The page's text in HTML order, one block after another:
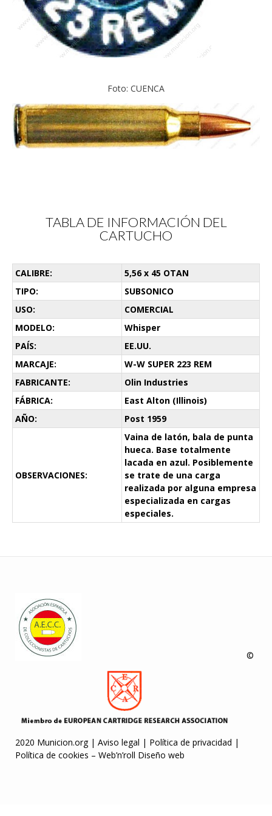
Foto: CUENCA
TABLA DE INFORMACIÓN DEL
CARTUCHO
CALIBRE:
5,56 x 45 OTAN
TIPO:
SUBSONICO
USO:
COMERCIAL
MODELO:
Whisper
PAÍS:
EE.UU.
MARCAJE:
W-W SUPER 223 REM
FABRICANTE:
Olin Industries
FÁBRICA:
East Alton (Illinois)
AÑO:
Post 1959
OBSERVACIONES:
Vaina de latón, bala de punta
hueca. Base totalmente
lacada en azul. Posiblemente
se trate de una carga
realizada por alguna empresa
especializada en cargas
especiales.
©
2020 Municion.org | Aviso legal | Política de privacidad |
Política de cookies – Web’n’roll Diseño web